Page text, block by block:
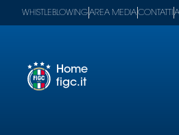
WHISTLEBLOWINGAREA MEDIACONTATTI
Home
figc.it